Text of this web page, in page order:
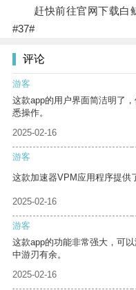
赶快前往官网下载白鲸
#37#
评论
游客
这款app的用户界面简洁明了
悉操作。
2025-02-16
游客
这款加速器VPM应用程序提供
2025-02-16
游客
这款app的功能非常强大，可
中游刃有余。
2025-02-16